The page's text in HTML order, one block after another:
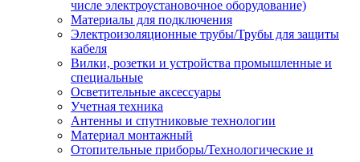
числе электроустановочное оборудование)
Материалы для подключения
Электроизоляционные трубы/Трубы для защиты
кабеля
Вилки, розетки и устройства промышленные и
специальные
Осветительные аксессуары
Учетная техника
Антенны и спутниковые технологии
Материал монтажный
Отопительные приборы/Технологические и